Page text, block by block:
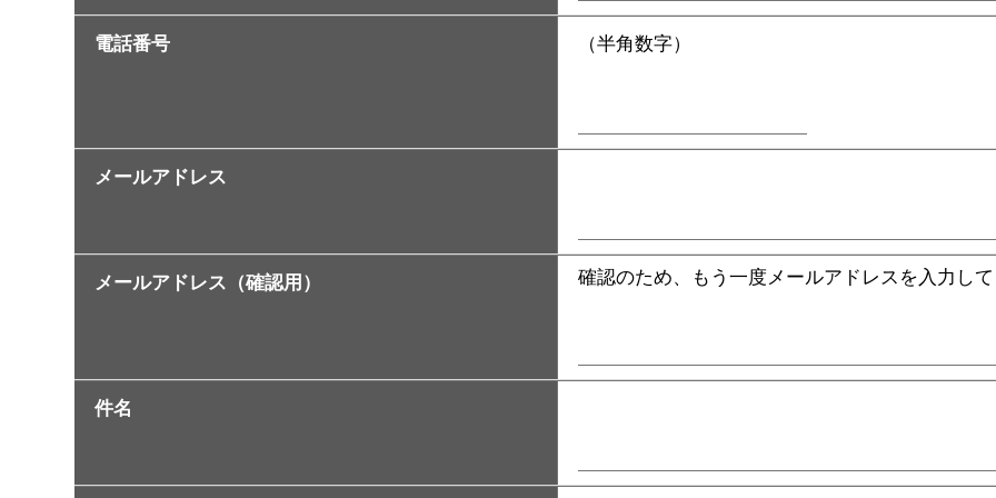
電話番号 （半角数字）
メールアドレス
メールアドレス（確認用） 確認のため、もう一度メールアドレスを入力し
件名